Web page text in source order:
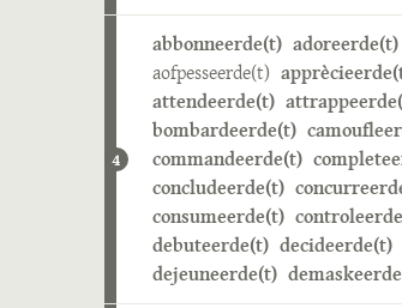
4
abbonneerde(t) adoreerde(t)
aofpesseerde(t)
attendeerde(t)
bombardeerde(t)
commandeerde(t)
concludeerde(t)
consumeerde(t)
debuteerde(t) decideerde(t)
dejeuneerde(t)